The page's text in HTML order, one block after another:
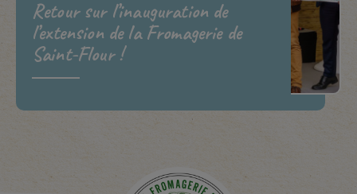
Retour sur l’inauguration de
l’extension de la Fromagerie de
Saint-Flour !